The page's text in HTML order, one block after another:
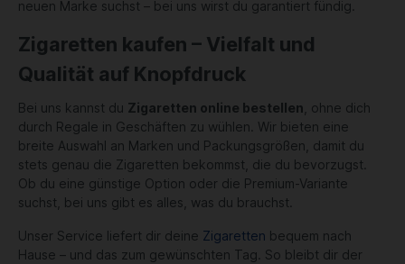
neuen Marke suchst – bei uns wirst du garantiert fündig.
Zigaretten kaufen – Vielfalt und
Qualität auf Knopfdruck
Bei uns kannst du Zigaretten online bestellen , ohne dich
durch Regale in Geschäften zu wühlen. Wir bieten eine
breite Auswahl an Marken und Packungsgrößen, damit du
stets genau die Zigaretten bekommst, die du bevorzugst.
Ob du eine günstige Option oder die Premium-Variante
suchst, bei uns gibt es alles, was du brauchst.
Unser Service liefert dir deine Zigaretten bequem nach
Hause – und das zum gewünschten Tag. So bleibt dir der